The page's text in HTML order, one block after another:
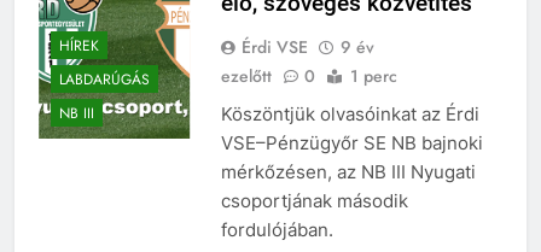
HÍREK
LABDARÚGÁS
NB III
Érdi VSE
9 év
ezelőtt
0 1 perc
Köszöntjük olvasóinkat az Érdi
VSE–Pénzügyőr SE NB bajnoki
mérkőzésen, az NB III Nyugati
csoportjának második
fordulójában.